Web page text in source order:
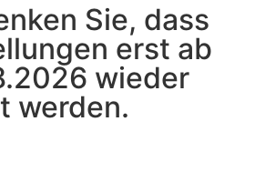
Sie, dass
erst ab
wieder
werden.